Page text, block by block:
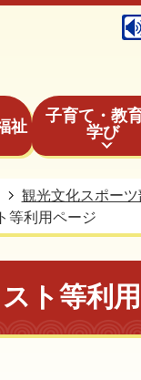
祉
子育て・教
学び
観光文化スポーツ
等利用ページ
ト等利